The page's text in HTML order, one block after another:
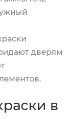
дверям
в